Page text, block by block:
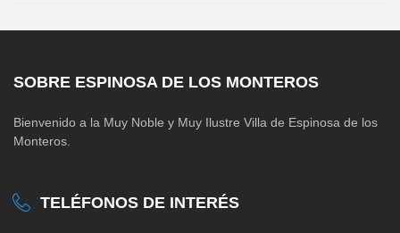
SOBRE ESPINOSA DE LOS MONTEROS
Bienvenido a la Muy Noble y Muy Ilustre Villa de Espinosa de los
Monteros.
TELÉFONOS DE INTERÉS